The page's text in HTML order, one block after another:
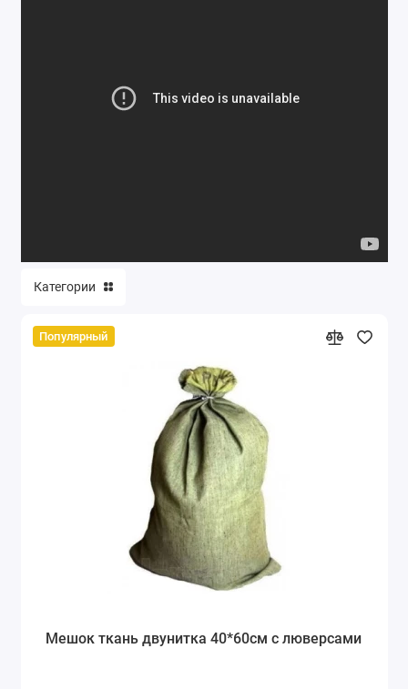
Категории
Популярный
Мешок ткань двунитка 40*60см c люверсами